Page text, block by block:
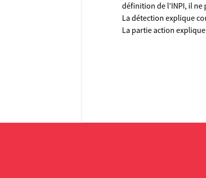
définition de l’INPI, il
La détection explique
La partie action